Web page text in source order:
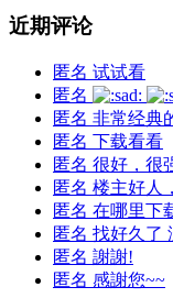
近期评论
匿名 试试看
匿名
匿名 非常经典
匿名 下载看看
匿名 很好，很
匿名 楼主好人
匿名 在哪里下
匿名 找好久了
匿名 謝謝!
匿名 感謝您~~